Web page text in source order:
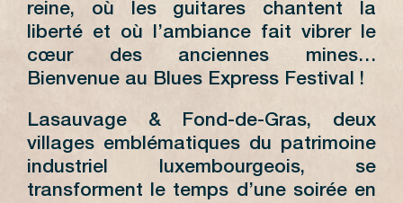
reine, où les guitares chantent la
liberté et où l’ambiance fait vibrer le
cœur des anciennes mines…
Bienvenue au Blues Express Festival !
Lasauvage & Fond-de-Gras, deux
villages emblématiques du patrimoine
industriel luxembourgeois, se
transforment le temps d’une soirée en